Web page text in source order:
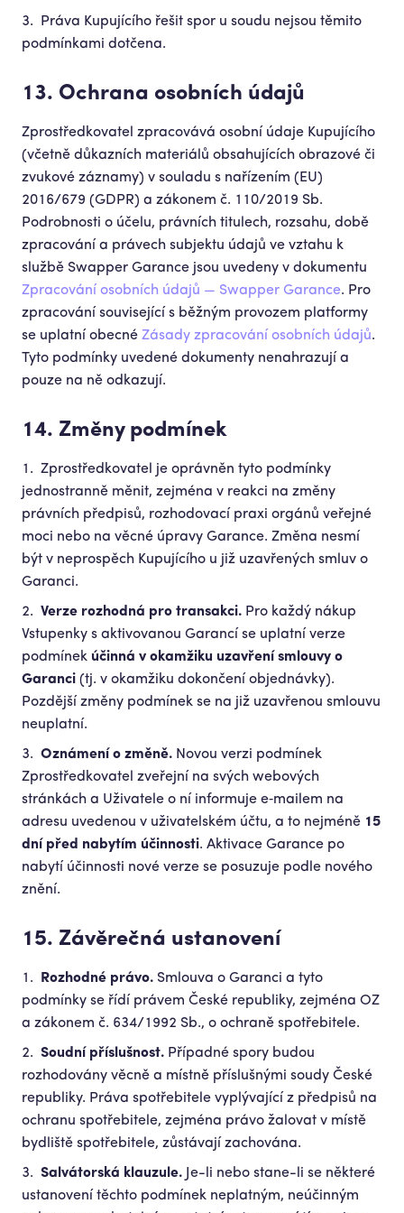
Práva Kupujícího řešit spor u soudu nejsou těmito
podmínkami dotčena.
13. Ochrana osobních údajů
Zprostředkovatel zpracovává osobní údaje Kupujícího
(včetně důkazních materiálů obsahujících obrazové či
zvukové záznamy) v souladu s nařízením (EU)
2016/679 (GDPR) a zákonem č. 110/2019 Sb.
Podrobnosti o účelu, právních titulech, rozsahu, době
zpracování a právech subjektu údajů ve vztahu k
službě Swapper Garance jsou uvedeny v dokumentu
Zpracování osobních údajů — Swapper Garance. Pro
zpracování souvisejí­cí s běžným provozem platformy
se uplatní obecné Zásady zpracování osobních údajů.
Tyto podmínky uvedené dokumenty nenahrazují a
pouze na ně odkazují.
14. Změny podmínek
Zprostředkovatel je oprávněn tyto podmínky
jednostranně měnit, zejména v reakci na změny
právních předpisů, rozhodovací praxi orgánů veřejné
moci nebo na věcné úpravy Garance. Změna nesmí
být v neprospěch Kupujícího u již uzavřených smluv o
Garanci.
Verze rozhodná pro transakci. Pro každý nákup
Vstupenky s aktivovanou Garancí se uplatní verze
podmínek účinná v okamžiku uzavření smlouvy o
Garanci (tj. v okamžiku dokončení objednávky).
Pozdější změny podmínek se na již uzavřenou smlouvu
neuplatní.
Oznámení o změně. Novou verzi podmínek
Zprostředkovatel zveřejní na svých webových
stránkách a Uživatele o ní informuje e‑mailem na
adresu uvedenou v uživatelském účtu, a to nejméně 15
dní před nabytím účinnosti. Aktivace Garance po
nabytí účinnosti nové verze se posuzuje podle nového
znění.
15. Závěrečná ustanovení
Rozhodné právo. Smlouva o Garanci a tyto
podmínky se řídí právem České republiky, zejména OZ
a zákonem č. 634/1992 Sb., o ochraně spotřebitele.
Soudní příslušnost. Případné spory budou
rozhodovány věcně a místně příslušnými soudy České
republiky. Práva spotřebitele vyplývající z předpisů na
ochranu spotřebitele, zejména právo žalovat v místě
bydliště spotřebitele, zůstávají zachována.
Salvátorská klauzule. Je-li nebo stane-li se některé
ustanovení těchto podmínek neplatným, neúčinným